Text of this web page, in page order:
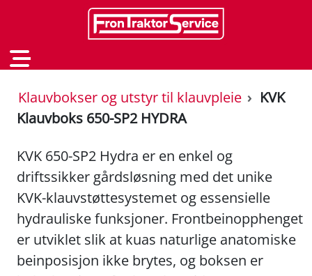
Klauvbokser og utstyr til klauvpleie
KVK
Klauvboks 650-SP2 HYDRA
KVK 650-SP2 Hydra er en enkel og
driftssikker gårdsløsning med det unike
KVK-klauvstøttesystemet og essensielle
hydrauliske funksjoner. Frontbeinopphenget
er utviklet slik at kuas naturlige anatomiske
beinposisjon ikke brytes, og boksen er